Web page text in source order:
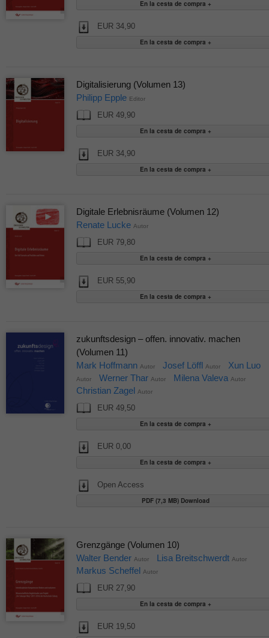
EUR 34,90
Digitalisierung (Volumen 13)
Philipp Epple Editor
EUR 49,90
EUR 34,90
Digitale Erlebnisräume (Volumen 12)
Renate Lucke Autor
EUR 79,80
EUR 55,90
zukunftsdesign – offen. innovativ. machen
(Volumen 11)
Mark Hoffmann Autor Josef Löffl Autor Xun Luo
Autor Werner Thar Autor Milena Valeva Autor
Christian Zagel Autor
EUR 49,50
EUR 0,00
Open Access
PDF (7,3 MB) Download
Grenzgänge (Volumen 10)
Walter Bender Autor Lisa Breitschwerdt Autor
Markus Scheffel Autor
EUR 27,90
EUR 19,50